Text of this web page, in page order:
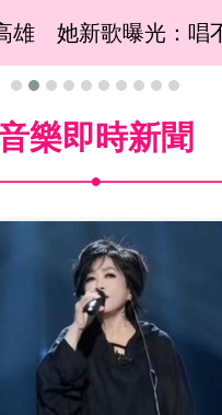
雄 她新歌曝光：唱
樂即時新聞